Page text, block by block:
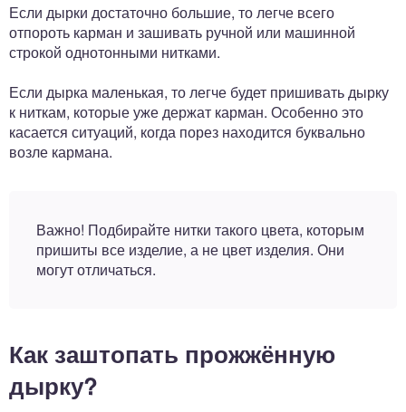
Если дырки достаточно большие, то легче всего
отпороть карман и зашивать ручной или машинной
строкой однотонными нитками.
Если дырка маленькая, то легче будет пришивать дырку
к ниткам, которые уже держат карман. Особенно это
касается ситуаций, когда порез находится буквально
возле кармана.
Важно! Подбирайте нитки такого цвета, которым
пришиты все изделие, а не цвет изделия. Они
могут отличаться.
Как заштопать прожжённую
дырку?